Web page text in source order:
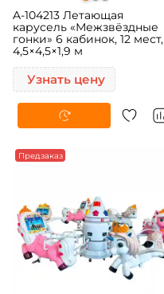
A-104213 Летающая
карусель «Межзвёздные
гонки» 6 кабинок, 12 мест,
4,5×4,5×1,9 м
Узнать цену
Предзаказ